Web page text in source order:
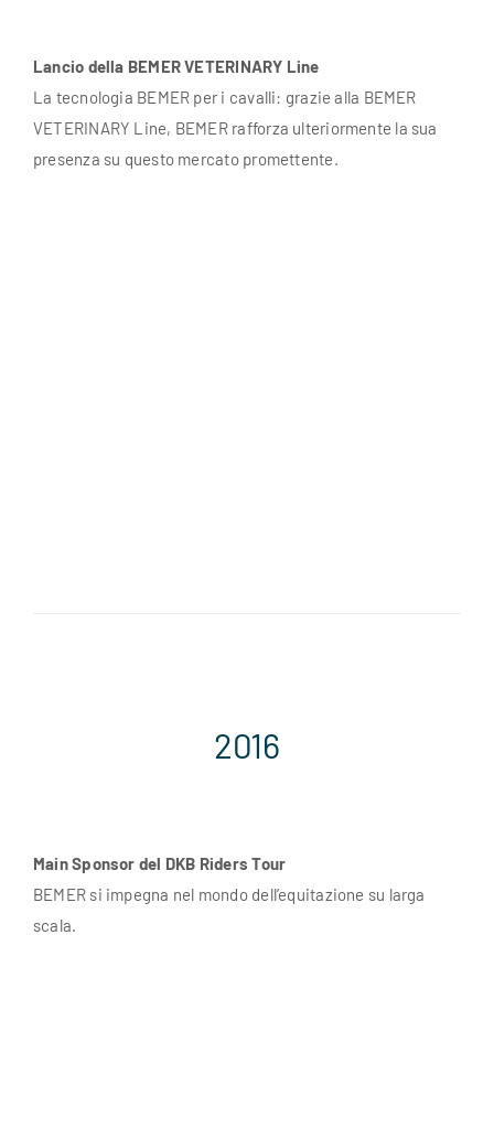
Lancio della BEMER VETERINARY Line
La tecnologia BEMER per i cavalli: grazie alla BEMER
VETERINARY Line, BEMER rafforza ulteriormente la sua
presenza su questo mercato promettente.
2016
Main Sponsor del DKB Riders Tour
BEMER si impegna nel mondo dell’equitazione su larga
scala.